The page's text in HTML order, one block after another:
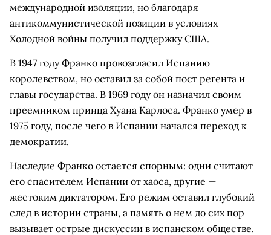
международной изоляции, но благодаря
антикоммунистической позиции в условиях
Холодной войны получил поддержку США.
В 1947 году Франко провозгласил Испанию
королевством, но оставил за собой пост регента и
главы государства. В 1969 году он назначил своим
преемником принца Хуана Карлоса. Франко умер в
1975 году, после чего в Испании начался переход к
демократии.
Наследие Франко остается спорным: одни считают
его спасителем Испании от хаоса, другие —
жестоким диктатором. Его режим оставил глубокий
след в истории страны, а память о нем до сих пор
вызывает острые дискуссии в испанском обществе.